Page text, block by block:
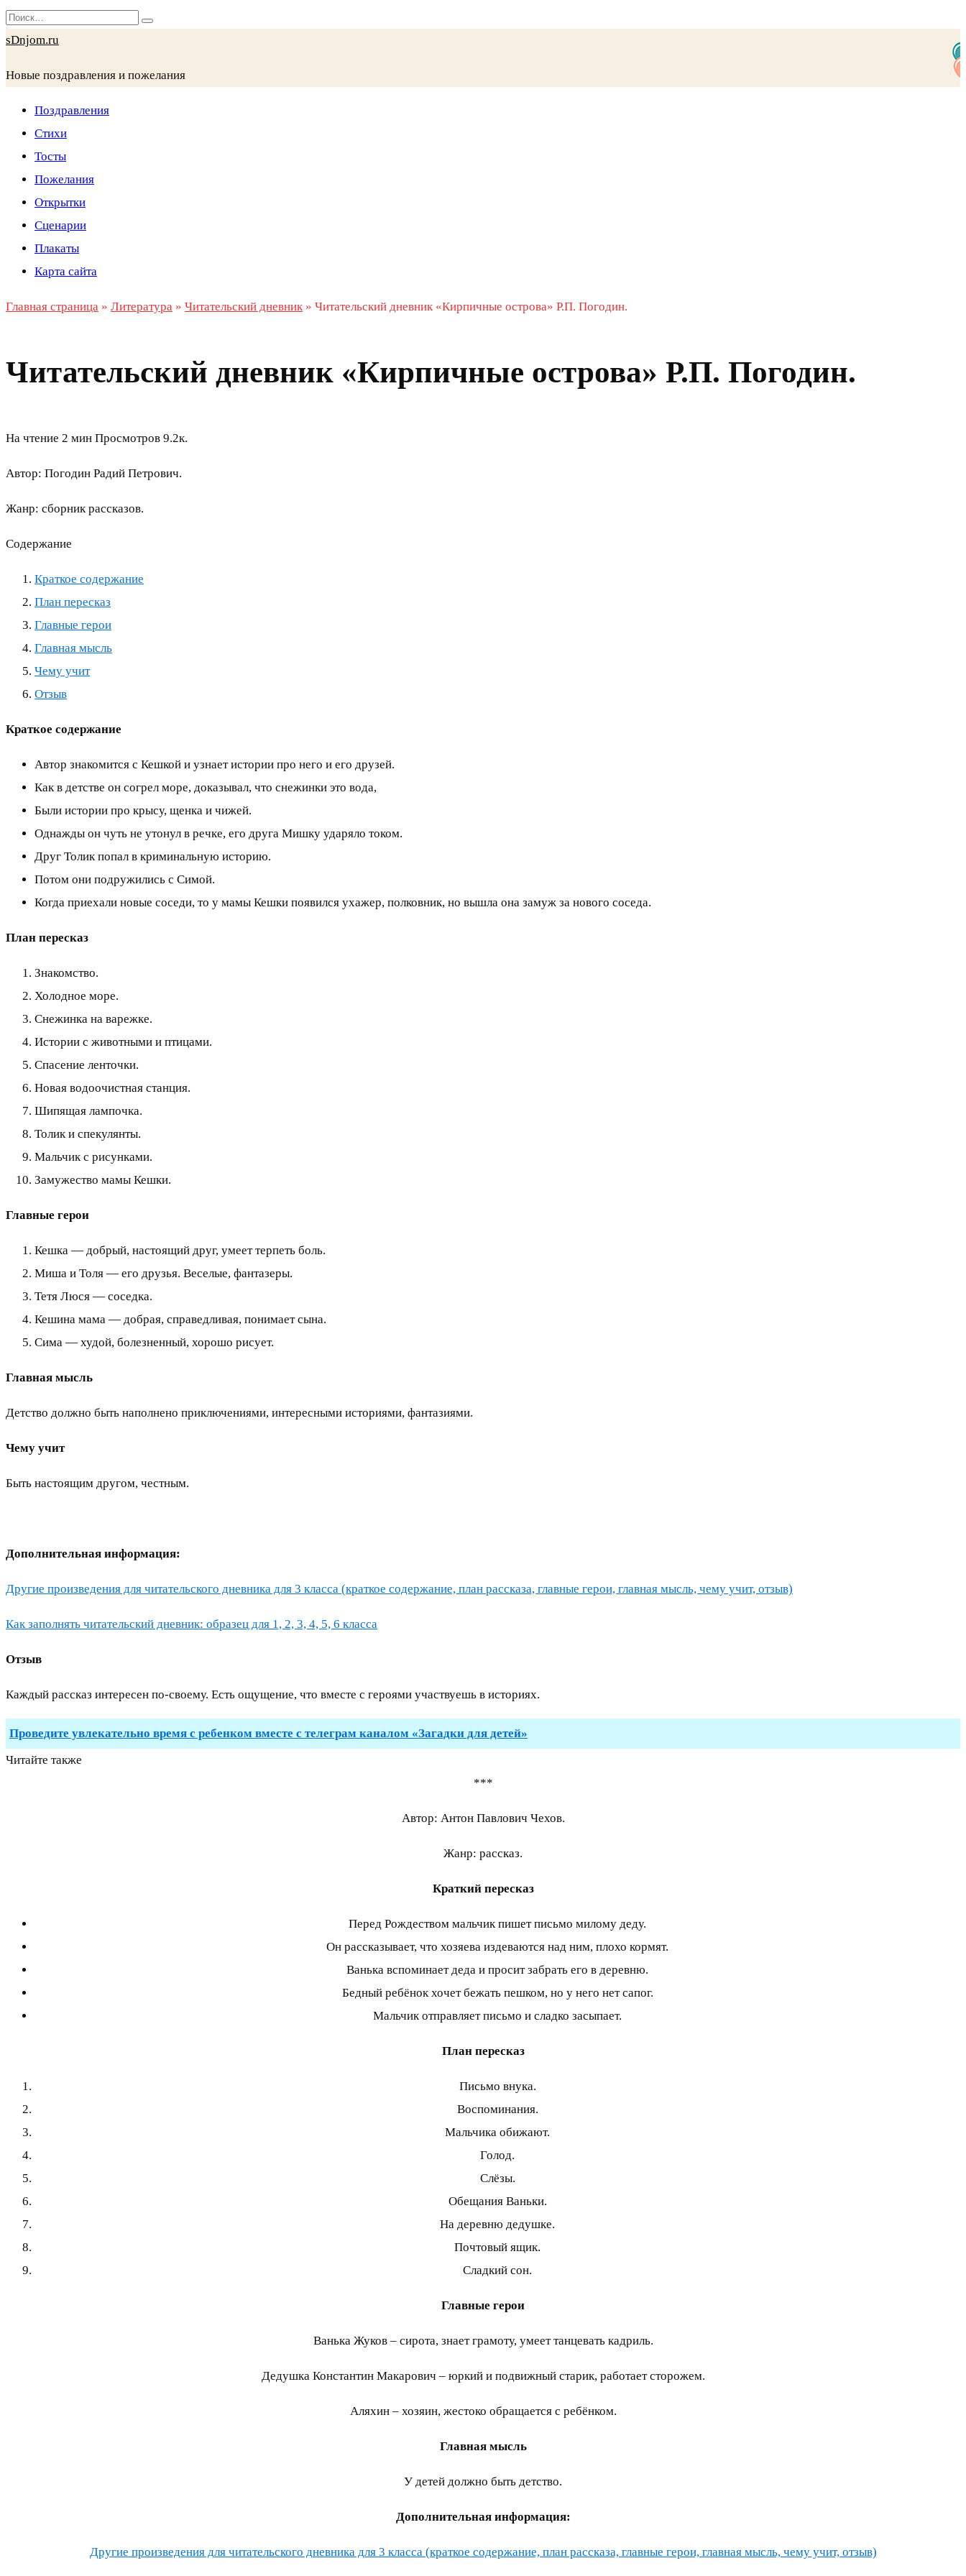
Перейти
к
Search
for:
sDnjom.ru
Новые поздравления и пожелания
Поздравления
Стихи
Тосты
Пожелания
Открытки
Сценарии
Плакаты
Карта сайта
Главная страница » Литература » Читательский дневник » Читательский дневник «Кирпичные острова» Р.П. Погодин.
Читательский дневник «Кирпичные острова» Р.П. Погодин.
На чтение 2 мин Просмотров 9.2к.
Автор: Погодин Радий Петрович.
Жанр: сборник рассказов.
Содержание
Краткое содержание
План пересказ
Главные герои
Главная мысль
Чему учит
Отзыв
Краткое содержание
Автор знакомится с Кешкой и узнает истории про него и его друзей.
Как в детстве он согрел море, доказывал, что снежинки это вода,
Были истории про крысу, щенка и чижей.
Однажды он чуть не утонул в речке, его друга Мишку ударяло током.
Друг Толик попал в криминальную историю.
Потом они подружились с Симой.
Когда приехали новые соседи, то у мамы Кешки появился ухажер, полковник, но вышла она замуж за нового соседа.
План пересказ
Знакомство.
Холодное море.
Снежинка на варежке.
Истории с животными и птицами.
Спасение ленточки.
Новая водоочистная станция.
Шипящая лампочка.
Толик и спекулянты.
Мальчик с рисунками.
Замужество мамы Кешки.
Главные герои
Кешка — добрый, настоящий друг, умеет терпеть боль.
Миша и Толя — его друзья. Веселые, фантазеры.
Тетя Люся — соседка.
Кешина мама — добрая, справедливая, понимает сына.
Сима — худой, болезненный, хорошо рисует.
Главная мысль
Детство должно быть наполнено приключениями, интересными историями, фантазиями.
Чему учит
Быть настоящим другом, честным.
Дополнительная информация:
Другие произведения для читательского дневника для 3 класса (краткое содержание, план рассказа, главные герои, главная мысль, чему учит, отзыв)
Как заполнять читательский дневник: образец для 1, 2, 3, 4, 5, 6 класса
Отзыв
Каждый рассказ интересен по-своему. Есть ощущение, что вместе с героями участвуешь в историях.
Проведите увлекательно время с ребенком вместе с телеграм каналом «Загадки для детей»
Читайте также
***
Автор: Антон Павлович Чехов.
Жанр: рассказ.
Краткий пересказ
Перед Рождеством мальчик пишет письмо милому деду.
Он рассказывает, что хозяева издеваются над ним, плохо кормят.
Ванька вспоминает деда и просит забрать его в деревню.
Бедный ребёнок хочет бежать пешком, но у него нет сапог.
Мальчик отправляет письмо и сладко засыпает.
План пересказ
Письмо внука.
Воспоминания.
Мальчика обижают.
Голод.
Слёзы.
Обещания Ваньки.
На деревню дедушке.
Почтовый ящик.
Сладкий сон.
Главные герои
Ванька Жуков – сирота, знает грамоту, умеет танцевать кадриль.
Дедушка Константин Макарович – юркий и подвижный старик, работает сторожем.
Аляхин – хозяин, жестоко обращается с ребёнком.
Главная мысль
У детей должно быть детство.
Дополнительная информация:
Другие произведения для читательского дневника для 3 класса (краткое содержание, план рассказа, главные герои, главная мысль, чему учит, отзыв)